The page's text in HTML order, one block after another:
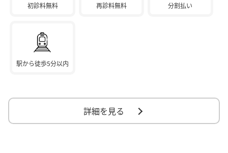
初診料無料 再診料無料 分割払い
駅から徒歩5分以内
詳細を見る